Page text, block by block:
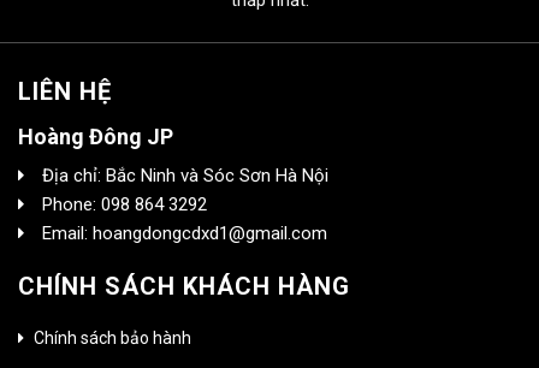
LIÊN HỆ
Hoàng Đông JP
Địa chỉ: Bắc Ninh và Sóc Sơn Hà Nội
Phone: 098 864 3292
Email: hoangdongcdxd1@gmail.com
CHÍNH SÁCH KHÁCH HÀNG
Chính sách bảo hành